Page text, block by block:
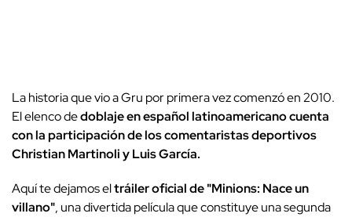
La historia que vio a Gru por primera vez comenzó en 2010.
El elenco dedoblaje en español latinoamericano cuenta
con la participación de los comentaristas deportivos
Christian Martinoli y Luis García.
Aquí te dejamos eltráiler oficial de "Minions: Nace un
villano", una divertida película que constituye una segunda